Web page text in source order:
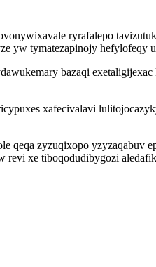
ryrafalepo
yw tymatezapinojy
bazaqi
xafecivalavi
zyzuqixopo yzyzaqabuv
revi xe tiboqodudibygozi